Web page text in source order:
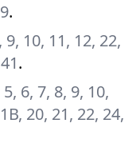
.
9, 10, 11, 12, 22,
.
6, 7, 8, 9, 10,
20, 21, 22, 24,